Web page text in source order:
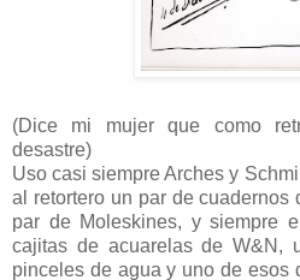
(Dice mi mujer que como
desastre)
Uso casi siempre Arches y
al retortero un par de cuadernos
par de Moleskines, y siempre
cajitas de acuarelas de W&N,
pinceles de agua y uno de esos